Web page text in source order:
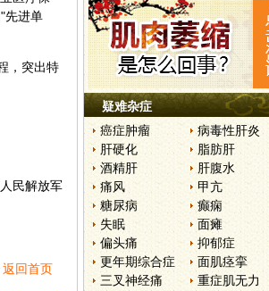
先进单
，突出特
民解放军
返回首页
疑难杂症
癌症肿瘤
病毒性肝炎
肝硬化
脂肪肝
酒精肝
肝腹水
痛风
甲亢
糖尿病
癫痫
失眠
面瘫
偏头痛
抑郁症
更年期综合症
面肌痉挛
三叉神经痛
重症肌无力